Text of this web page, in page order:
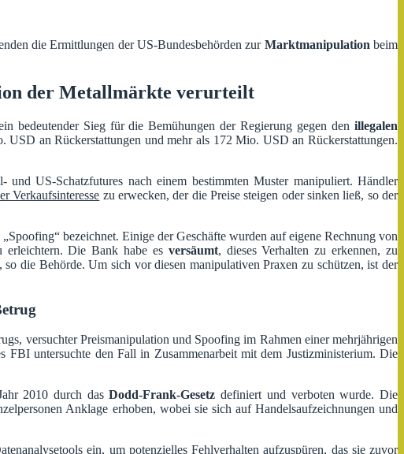
die Ermittlungen der US-Bundesbehörden zur Marktmanipulation beim
der Metallmärkte verurteilt
bedeutender Sieg für die Bemühungen der Regierung gegen den illegalen
an Rückerstattungen und mehr als 172 Mio. USD an Rückerstattungen.
US-Schatzfutures nach einem bestimmten Muster manipuliert. Händler
Verkaufsinteresse zu erwecken, der die Preise steigen oder sinken ließ, so der
bezeichnet. Einige der Geschäfte wurden auf eigene Rechnung von
erleichtern. Die Bank habe es versäumt, dieses Verhalten zu erkennen, zu
die Behörde. Um sich vor diesen manipulativen Praxen zu schützen, ist der
versuchter Preismanipulation und Spoofing im Rahmen einer mehrjährigen
untersuchte den Fall in Zusammenarbeit mit dem Justizministerium. Die
2010 durch dasDodd-Frank-Gesetz definiert und verboten wurde. Die
Anklage erhoben, wobei sie sich auf Handelsaufzeichnungen und
ein, um potenzielles Fehlverhalten aufzuspüren, das sie zuvor